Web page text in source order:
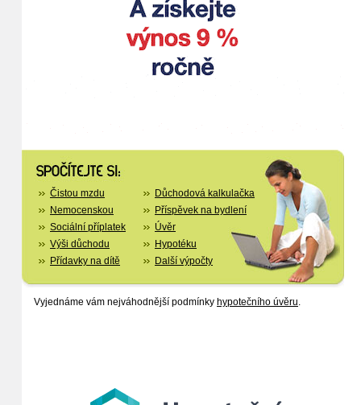
Čistou mzdu
Nemocenskou
Sociální příplatek
Výši důchodu
Přídavky na dítě
Důchodová kalkulačka
Příspěvek na bydlení
Úvěr
Hypotéku
Další výpočty
Vyjednáme vám nejváhodnější podmínky hypotečního úvěru.